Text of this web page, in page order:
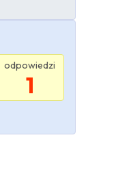
odpowiedzi
1